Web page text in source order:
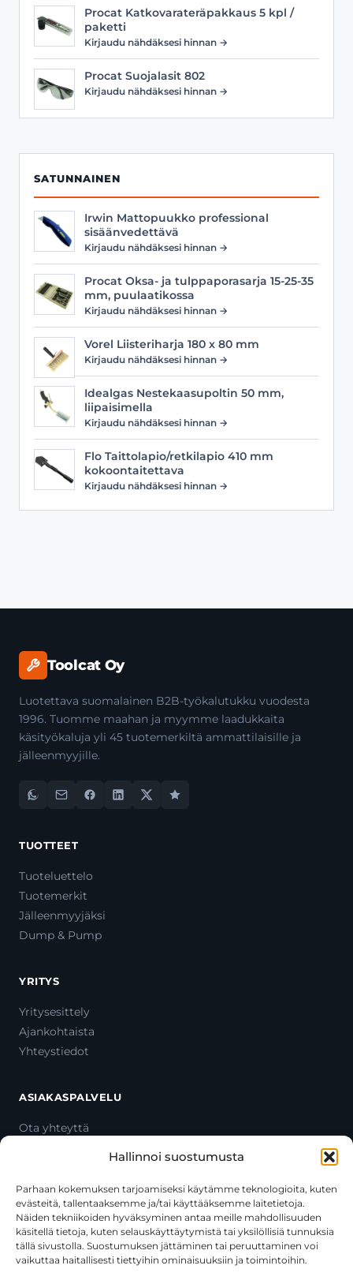
Hallinnoi suostumusta
Parhaan kokemuksen tarjoamiseksi käytämme teknologioita, kuten
evästeitä, tallentaaksemme ja/tai käyttääksemme laitetietoja.
Näiden tekniikoiden hyväksyminen antaa meille mahdollisuuden
käsitellä tietoja, kuten selauskäyttäytymistä tai yksilöllisiä tunnuksia
tällä sivustolla. Suostumuksen jättäminen tai peruuttaminen voi
vaikuttaa haitallisesti tiettyihin ominaisuuksiin ja toimintoihin.
Procat Katkovarateräpakkaus 5 kpl /
paketti
Kirjaudu nähdäksesi hinnan →
Procat Suojalasit 802
Kirjaudu nähdäksesi hinnan →
SATUNNAINEN
Irwin Mattopuukko professional
sisäänvedettävä
Kirjaudu nähdäksesi hinnan →
Procat Oksa- ja tulppaporasarja 15-25-35
mm, puulaatikossa
Kirjaudu nähdäksesi hinnan →
Vorel Liisteriharja 180 x 80 mm
Kirjaudu nähdäksesi hinnan →
Idealgas Nestekaasupoltin 50 mm,
liipaisimella
Kirjaudu nähdäksesi hinnan →
Flo Taittolapio/retkilapio 410 mm
kokoontaitettava
Kirjaudu nähdäksesi hinnan →
Toolcat Oy
Luotettava suomalainen B2B-työkalutukku vuodesta
1996. Tuomme maahan ja myymme laadukkaita
käsityökaluja yli 45 tuotemerkiltä ammattilaisille ja
jälleenmyyjille.
TUOTTEET
Tuoteluettelo
Tuotemerkit
Jälleenmyyjäksi
Dump & Pump
YRITYS
Yritysesittely
Ajankohtaista
Yhteystiedot
ASIAKASPALVELU
Ota yhteyttä
Toimitustavat
Usein kysytyt kysymykset
+358 44 270 3795
asiakaspalvelu@toolcat.fi